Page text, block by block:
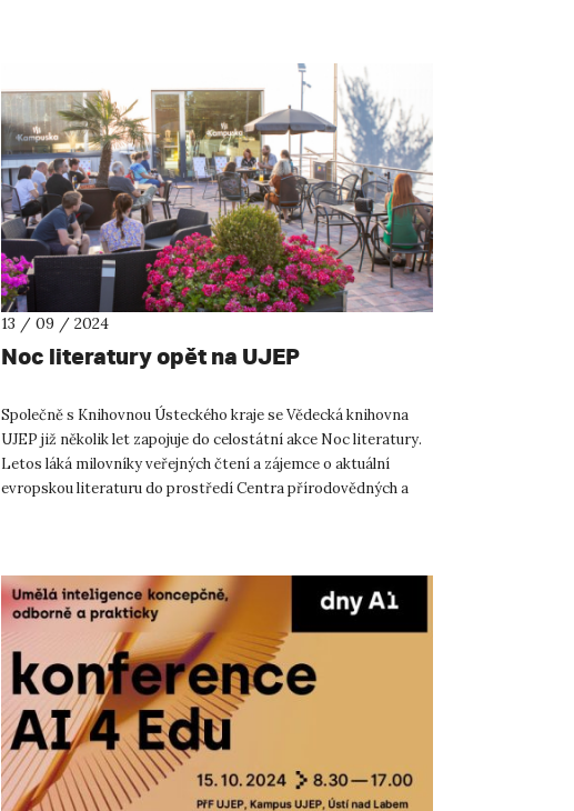
13 / 09 / 2024
Noc literatury opět na UJEP
Společně s Knihovnou Ústeckého kraje se Vědecká knihovna
UJEP již několik let zapojuje do celostátní akce Noc literatury.
Letos láká milovníky veřejných čtení a zájemce o aktuální
evropskou literaturu do prostředí Centra přírodovědných a